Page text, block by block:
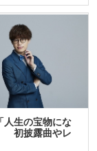
人生の宝物にな
初披露曲やレ